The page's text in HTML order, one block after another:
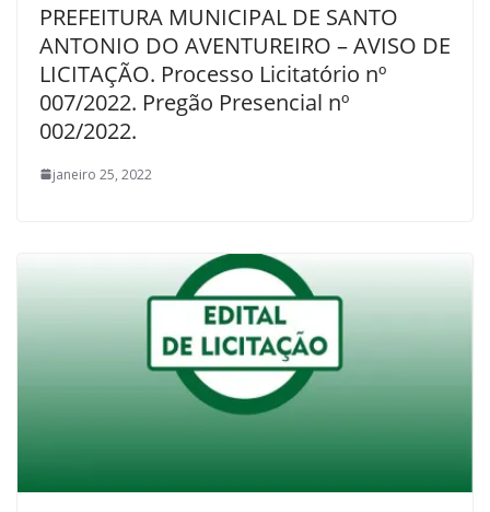
PREFEITURA MUNICIPAL DE SANTO
ANTONIO DO AVENTUREIRO – AVISO DE
LICITAÇÃO. Processo Licitatório nº
007/2022. Pregão Presencial nº
002/2022.
janeiro 25, 2022